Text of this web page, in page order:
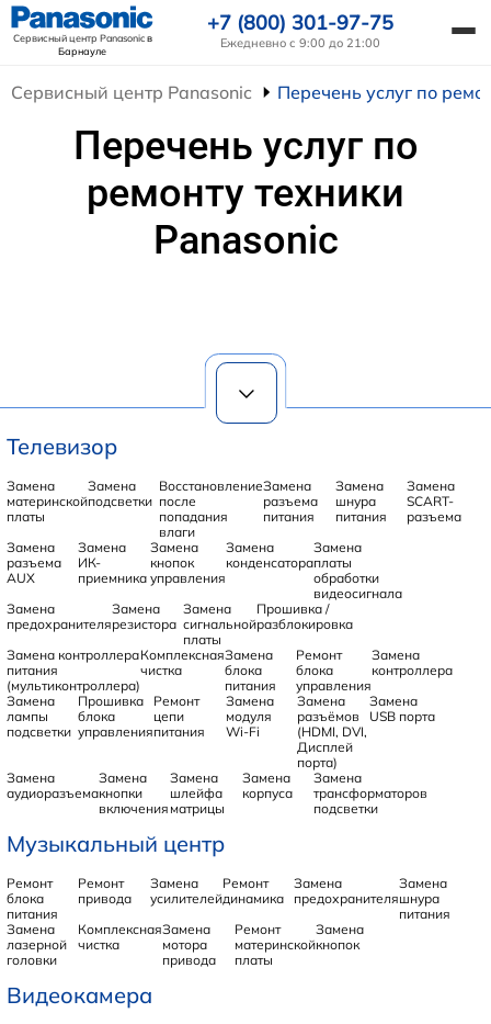
Сервисный центр Panasonicв
Барнауле
+7 (800) 301-97-75
Ежедневно с 9:00 до 21:00
Сервисный центр Panasonic Перечень услуг по
Перечень услуг по
ремонту техники
Panasonic
Телевизор
Замена
материнской
платы
Замена
подсветки
Восстановление
после
попадания
влаги
Замена
разъема
питания
Замена
шнура
питания
Замена
SCART-
разъема
Замена
разъема
AUX
Замена
ИК-
приемника
Замена
кнопок
управления
Замена
конденсатора
Замена
платы
обработки
видеосигнала
Замена
предохранителя
Замена
резистора
Замена
сигнальной
платы
Прошивка /
разблокировка
Замена контроллера
питания
(мультиконтроллера)
Комплексная
чистка
Замена
блока
питания
Ремонт
блока
управления
Замена
контроллера
Замена
лампы
подсветки
Прошивка
блока
управления
Ремонт
цепи
питания
Замена
модуля
Wi-Fi
Замена
разъёмов
(HDMI, DVI,
Дисплей
порта)
Замена
USB порта
Замена
аудиоразъема
Замена
кнопки
включения
Замена
шлейфа
матрицы
Замена
корпуса
Замена
трансформаторов
подсветки
Музыкальный центр
Ремонт
блока
питания
Ремонт
привода
Замена
усилителей
Ремонт
динамика
Замена
предохранителя
Замена
шнура
питания
Замена
лазерной
головки
Комплексная
чистка
Замена
мотора
привода
Ремонт
материнской
платы
Замена
кнопок
Видеокамера